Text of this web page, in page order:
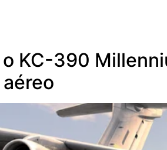
KC-390